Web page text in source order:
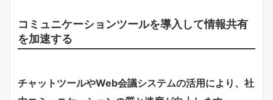
コミュニケーションツールを導入して情報共有
を加速する
チャットツールやWeb会議システムの活用により、社